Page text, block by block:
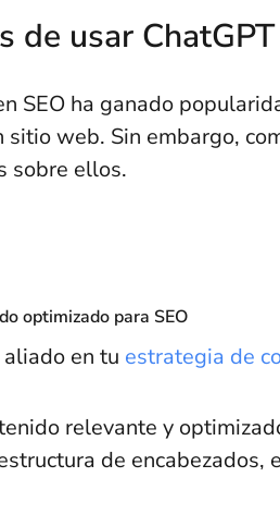
de usar
SEO ha ganado
web. Sin embargo,
sobre ellos.
optimizado para SEO
en tu estrategia de
relevante y
de encabezados,